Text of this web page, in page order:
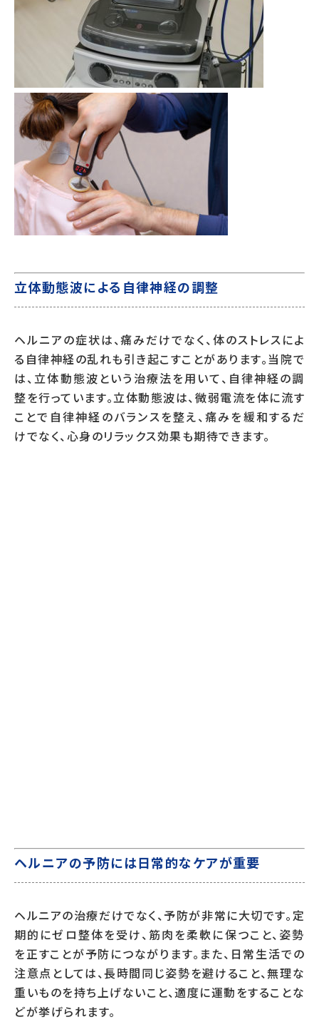
立体動態波による自律神経の調整
ヘルニアの症状は、痛みだけでなく、体のストレスによ
る自律神経の乱れも引き起こすことがあります。当院で
は、立体動態波という治療法を用いて、自律神経の調
整を行っています。立体動態波は、微弱電流を体に流す
ことで自律神経のバランスを整え、痛みを緩和するだ
けでなく、心身のリラックス効果も期待できます。
ヘルニアの予防には日常的なケアが重要
ヘルニアの治療だけでなく、予防が非常に大切です。定
期的にゼロ整体を受け、筋肉を柔軟に保つこと、姿勢
を正すことが予防につながります。また、日常生活での
注意点としては、長時間同じ姿勢を避けること、無理な
重いものを持ち上げないこと、適度に運動をすることな
どが挙げられます。